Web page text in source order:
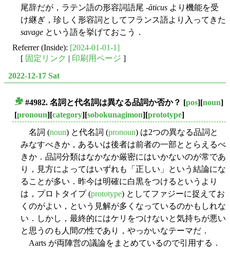
尾辞だが，ラテン語の形容詞語尾 -āticus より機能を受
け継ぎ，珍しく形容詞としてフランス語より入ってきた
savage という語を挙げておこう．
Referrer (Inside): [2024-01-01-1]
[ 固定リンク | 印刷用ページ ]
2022-12-17 Sat
#4982. 名詞と代名詞は異なる品詞か否か？ [pos][noun]
[pronoun][category][sobokunagimon][prototype]
名詞 (noun) と代名詞 (pronoun) は2つの異なる品詞と
みなすべきか，あるいは後者は前者の一部ととらえるべ
きか．品詞分類はなかなか厳密にはいかないのが常であ
り，見方によってはいずれも「正しい」という結論にな
ることが多い．昨今は明確に白黒をつけるというより
は，プロトタイプ (prototype) としてファジーに捉えてお
くのがよい，という見解が多くなっているのかもしれな
い．しかし，最終的にはケリをつけないと気持ちが悪い
と思うのも人間の性であり，やっかいなテーマだ．
Aarts が両陣営の議論をまとめているので引用する．